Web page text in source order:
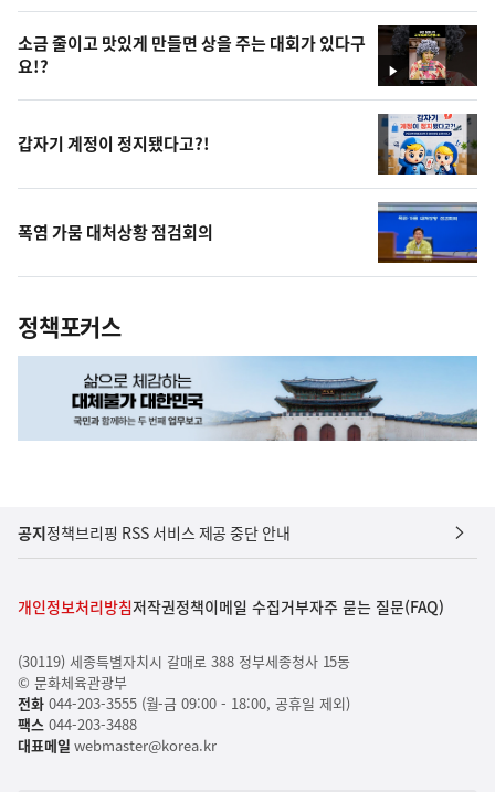
상
영
상
소금 줄이고 맛있게 만들면 상을 주는 대회가 있다구
요!?
갑자기 계정이 정지됐다고?!
폭염 가뭄 대처상황 점검회의
정책포커스
공지정책브리핑 RSS 서비스 제공 중단 안내
개인정보처리방침저작권정책이메일 수집거부자주 묻는 질문(FAQ)
(30119) 세종특별자치시 갈매로 388 정부세종청사 15동
© 문화체육관광부
전화044-203-3555 (월-금 09:00 - 18:00, 공휴일 제외)
팩스044-203-3488
대표메일 webmaster@korea.kr